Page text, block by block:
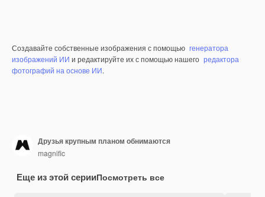
Создавайте собственные изображения с помощью генератора
изображений ИИ и редактируйте их с помощью нашего редактора
фотографий на основе ИИ.
Друзья крупным планом обнимаются
magnific
Еще из этой серииПосмотреть все